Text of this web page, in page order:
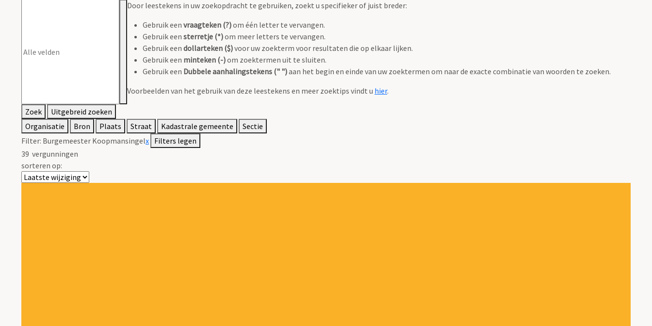
Door leestekens in uw zoekopdracht te gebruiken, zoekt u specifieker of juist breder:
Gebruik een vraagteken (?)om één letter te vervangen.
Gebruik een sterretje (*)om meer letters te vervangen.
Gebruik een dollarteken ($)voor uw zoekterm voor resultaten die op elkaar lijken.
Gebruik een minteken (-)om zoektermen uit te sluiten.
Gebruik een Dubbele aanhalingstekens (" ")aan het begin en einde van uw zoektermen om naar de exacte combinatie van woorden te zoeken.
Voorbeelden van het gebruik van deze leestekens en meer zoektips vindt u hier.
Zoek
Uitgebreid zoeken
Organisatie
Bron Plaats Straat Kadastrale gemeente
Sectie
Filter: Burgemeester Koopmansingelx Filters legen
39 vergunningen
sorteren op: